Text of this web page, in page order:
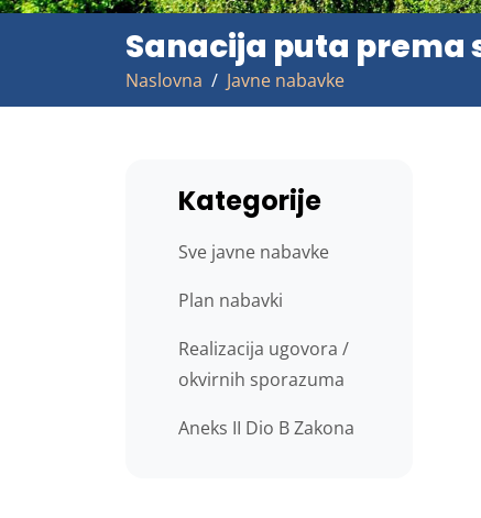
Sanacija puta prema
Naslovna Javne nabavke
Kategorije
Sve javne nabavke
Plan nabavki
Realizacija ugovora /
okvirnih sporazuma
Aneks II Dio B Zakona